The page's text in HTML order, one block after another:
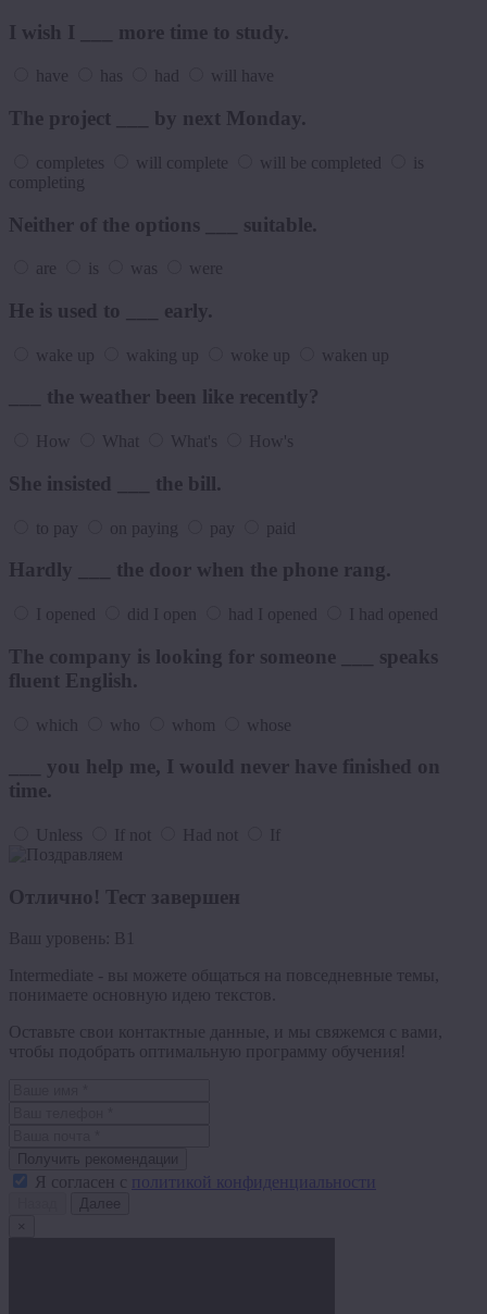
I wish I ___ more time to study.
have has had will have
The project ___ by next Monday.
completes will complete will be completed
is
completing
Neither of the options ___ suitable.
are is was were
He is used to ___ early.
wake up waking up woke up waken up
___ the weather been like recently?
How What What's How's
She insisted ___ the bill.
to pay on paying pay paid
Hardly ___ the door when the phone rang.
I opened did I open had I opened I had opened
The company is looking for someone ___ speaks
fluent English.
which who whom whose
___ you help me, I would never have finished on
time.
Unless If not Had not If
Отлично! Тест завершен
Ваш уровень:
B1
Intermediate - вы можете общаться на повседневные темы,
понимаете основную идею текстов.
Оставьте свои контактные данные, и мы свяжемся с вами,
чтобы подобрать оптимальную программу обучения!
Я согласен с политикой конфиденциальности